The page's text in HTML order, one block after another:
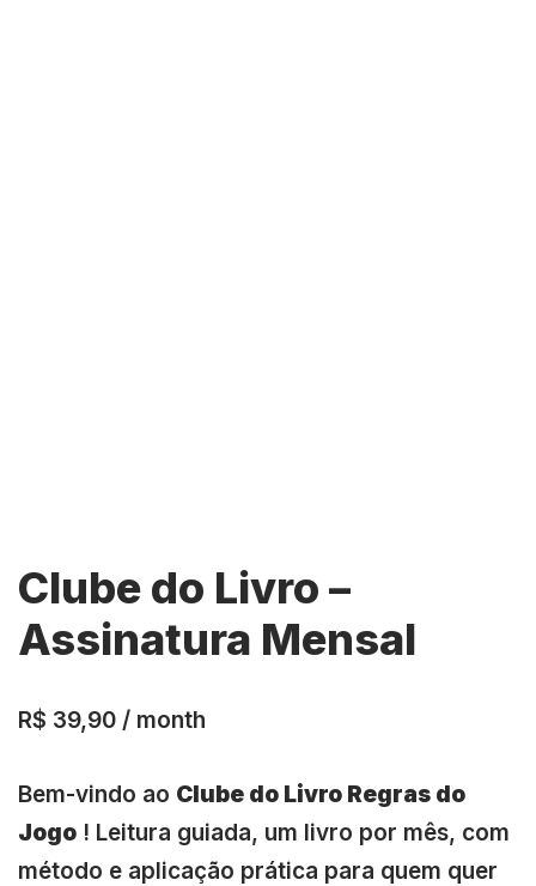
Clube do Livro –
Assinatura Mensal
R$ 39,90 / month
Bem-vindo ao Clube do Livro Regras do
Jogo ! Leitura guiada, um livro por mês, com
método e aplicação prática para quem quer